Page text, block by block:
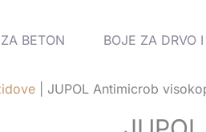
BETON BOJE ZA DRVO
JUPOL Antimicrob
JUPOL